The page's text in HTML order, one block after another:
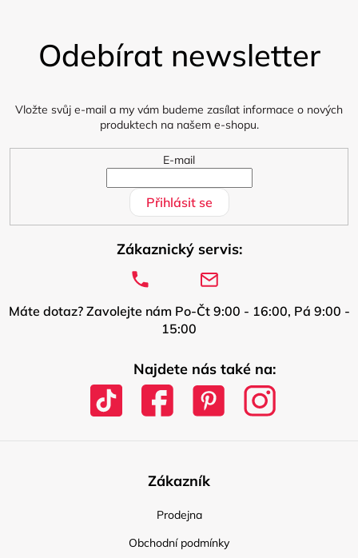
Odebírat newsletter
Vložte svůj e-mail a my vám budeme zasílat informace o nových
produktech na našem e-shopu.
E-mail
Přihlásit se
Zákaznický servis:
Máte dotaz? Zavolejte nám Po-Čt 9:00 - 16:00, Pá 9:00 -
15:00
Najdete nás také na:
Zákazník
Prodejna
Obchodní podmínky